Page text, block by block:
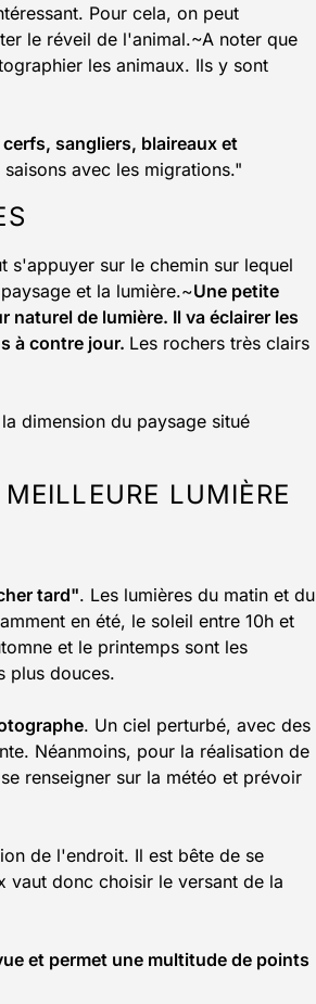
Pour cela, on peut
le réveil de l'animal.~A noter que
les animaux. Ils y sont
sangliers, blaireaux et
avec les migrations."
s'appuyer sur le chemin sur lequel
et la lumière.~Une petite
de lumière. Il va éclairer les
à contre jour. Les rochers très clairs
dimension du paysage situé
LUMIÈRE
tard". Les lumières du matin et du
en été, le soleil entre 10h et
et le printemps sont les
plus douces.
. Un ciel perturbé, avec des
Néanmoins, pour la réalisation de
renseigner sur la météo et prévoir
de l'endroit. Il est bête de se
vaut donc choisir le versant de la
et permet une multitude de points